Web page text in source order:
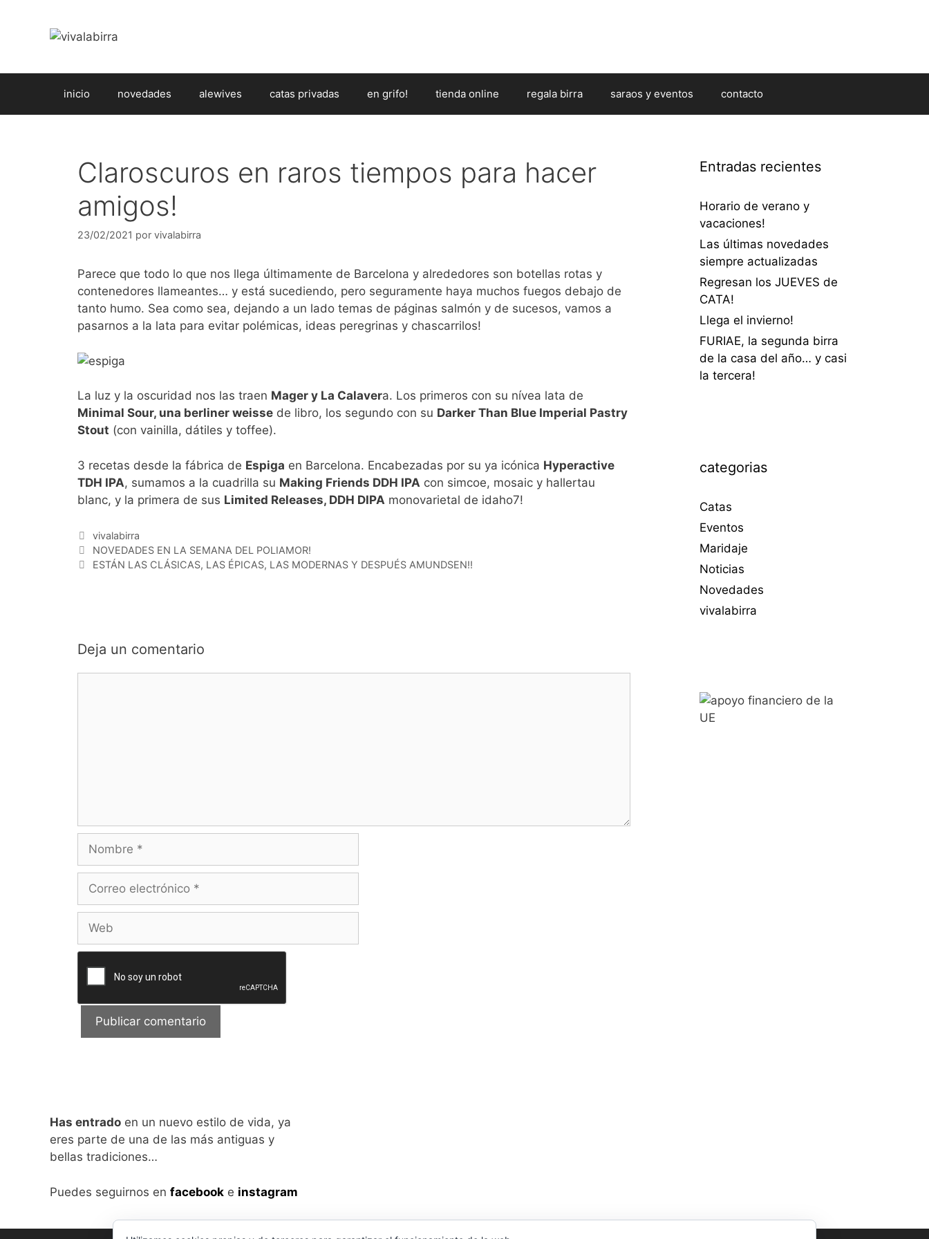
contenido
inicio novedades alewives catas privadas en grifo! tienda online regala birra saraos y eventos contacto
Claroscuros en raros tiempos para hacer
amigos!
23/02/2021 por vivalabirra
Parece que todo lo que nos llega últimamente de Barcelona y alrededores son botellas rotas y
contenedores llameantes… y está sucediendo, pero seguramente haya muchos fuegos debajo de
tanto humo. Sea como sea, dejando a un lado temas de páginas salmón y de sucesos, vamos a
pasarnos a la lata para evitar polémicas, ideas peregrinas y chascarrilos!
La luz y la oscuridad nos las traen Mager y La Calavera. Los primeros con su nívea lata de
Minimal Sour, una berliner weisse de libro, los segundo con su Darker Than Blue Imperial Pastry
Stout (con vainilla, dátiles y toffee).
3 recetas desde la fábrica de Espiga en Barcelona. Encabezadas por su ya icónica Hyperactive
TDH IPA, sumamos a la cuadrilla su Making Friends DDH IPA con simcoe, mosaic y hallertau
blanc, y la primera de sus Limited Releases, DDH DIPA monovarietal de idaho7!
Categorías
vivalabirra
NOVEDADES EN LA SEMANA DEL POLIAMOR!
ESTÁN LAS CLÁSICAS, LAS ÉPICAS, LAS MODERNAS Y DESPUÉS AMUNDSEN!!
Deja un comentario
Nombre
Correo
Web
Entradas recientes
Horario de verano y
vacaciones!
Las últimas novedades
siempre actualizadas
Regresan los JUEVES de
CATA!
Llega el invierno!
FURIAE, la segunda birra
de la casa del año… y casi
la tercera!
categorias
Catas
Eventos
Maridaje
Noticias
Novedades
vivalabirra
Has entrado en un nuevo estilo de vida, ya
eres parte de una de las más antiguas y
bellas tradiciones…
Puedes seguirnos en facebook e instagram